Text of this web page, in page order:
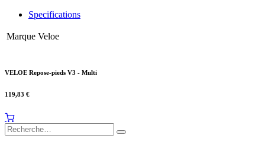
Specifications
Marque Veloe
VELOE Repose-pieds V3 - Multi
119,83 €